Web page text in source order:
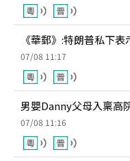
《華郵》:特朗普私下
07/08 11:17
男嬰Danny父母入稟高
07/08 11:16